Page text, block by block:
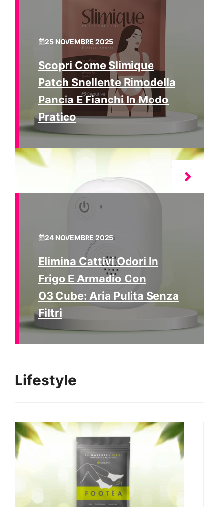
25 NOVEMBRE 2025
Scopri Come Slimique
Patch Snellente Rimodella
Pancia E Fianchi In Modo
Pratico
24 NOVEMBRE 2025
Elimina Cattivi Odori In
Frigo E Armadio Con
O3 Cube: Aria Pulita Senza
Filtri
Lifestyle